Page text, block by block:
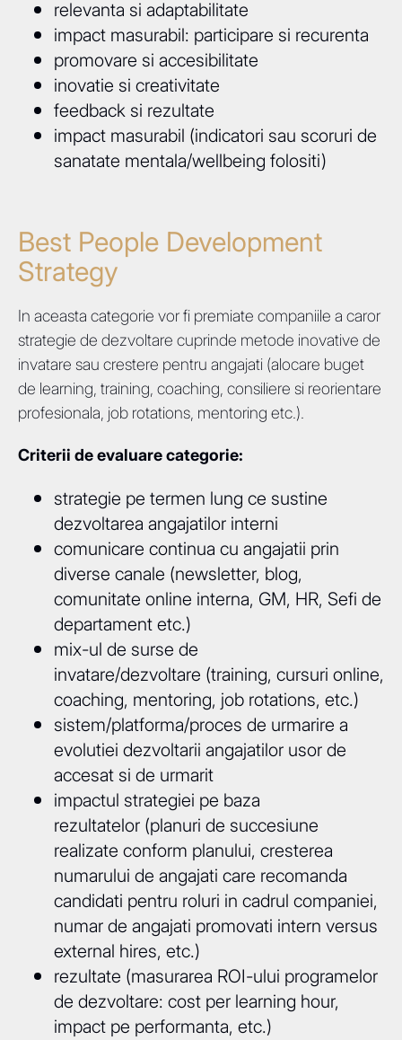
relevanta si adaptabilitate
impact masurabil: participare si recurenta
promovare si accesibilitate
inovatie si creativitate
feedback si rezultate
impact masurabil (indicatori sau scoruri de
sanatate mentala/wellbeing folositi)
Best People Development
Strategy
In aceasta categorie vor fi premiate companiile a caror
strategie de dezvoltare cuprinde metode inovative de
invatare sau crestere pentru angajati (alocare buget
de learning, training, coaching, consiliere si reorientare
profesionala, job rotations, mentoring etc.).
Criterii de evaluare categorie:
strategie pe termen lung ce sustine
dezvoltarea angajatilor interni
comunicare continua cu angajatii prin
diverse canale (newsletter, blog,
comunitate online interna, GM, HR, Sefi de
departament etc.)
mix-ul de surse de
invatare/dezvoltare (training, cursuri online,
coaching, mentoring, job rotations, etc.)
sistem/platforma/proces de urmarire a
evolutiei dezvoltarii angajatilor usor de
accesat si de urmarit
impactul strategiei pe baza
rezultatelor (planuri de succesiune
realizate conform planului, cresterea
numarului de angajati care recomanda
candidati pentru roluri in cadrul companiei,
numar de angajati promovati intern versus
external hires, etc.)
rezultate (masurarea ROI-ului programelor
de dezvoltare: cost per learning hour,
impact pe performanta, etc.)